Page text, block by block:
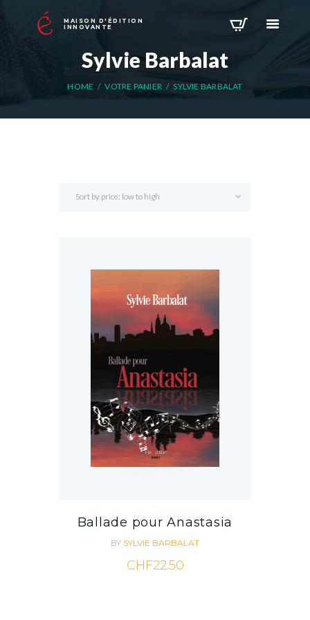
MAISON D'ÉDITION
INNOVANTE
Sylvie Barbalat
HOME VOTRE PANIER SYLVIE BARBALAT
Ballade pour Anastasia
BY SYLVIE BARBALAT
CHF22.50